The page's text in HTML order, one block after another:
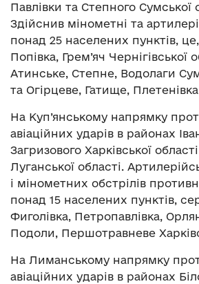
Павлівки та Степного Сумської
Здійснив мінометні та
понад 25 населених пунктів,
Попівка, Грем’яч Чернігівської
Атинське, Степне, Водолаги
та Огірцеве, Гатище,
На Куп’янському напрямку
авіаційних ударів в районах
Загризового Харківської
Луганської області.
і мінометних обстрілів
понад 15 населених пунктів,
Фиголівка, Петропавлівка,
Подоли, Першотравневе
На Лиманському напрямку
авіаційних ударів в районах